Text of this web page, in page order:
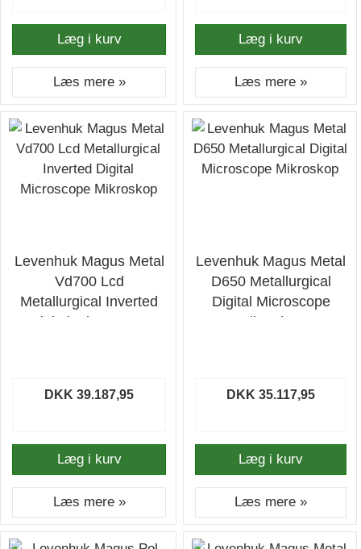
Læg i kurv
Læs mere »
Læg i kurv
Læs mere »
Levenhuk Magus Metal
Vd700 Lcd
Metallurgical Inverted
Digital Microscope
DKK 39.187,95
Læg i kurv
Læs mere »
Levenhuk Magus Metal
D650 Metallurgical
Digital Microscope
Mikroskop
DKK 35.117,95
Læg i kurv
Læs mere »